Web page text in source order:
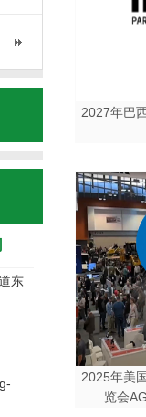
东
2027年巴
2025年美
览会